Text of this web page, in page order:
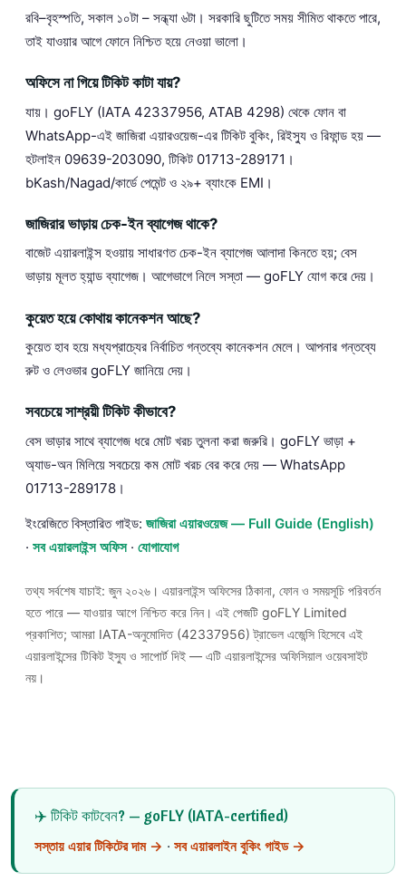
রবি–বৃহস্পতি, সকাল ১০টা – সন্ধ্যা ৬টা। সরকারি ছুটিতে সময় সীমিত থাকতে পারে,
তাই যাওয়ার আগে ফোনে নিশ্চিত হয়ে নেওয়া ভালো।
অফিসে না গিয়ে টিকিট কাটা যায়?
যায়। goFLY (IATA 42337956, ATAB 4298) থেকে ফোন বা
WhatsApp-এই জাজিরা এয়ারওয়েজ-এর টিকিট বুকিং, রিইস্যু ও রিফান্ড হয় —
হটলাইন 09639-203090, টিকিট 01713-289171।
bKash/Nagad/কার্ডে পেমেন্ট ও ২৯+ ব্যাংকে EMI।
জাজিরার ভাড়ায় চেক-ইন ব্যাগেজ থাকে?
বাজেট এয়ারলাইন্স হওয়ায় সাধারণত চেক-ইন ব্যাগেজ আলাদা কিনতে হয়; বেস
ভাড়ায় মূলত হ্যান্ড ব্যাগেজ। আগেভাগে নিলে সস্তা — goFLY যোগ করে দেয়।
কুয়েত হয়ে কোথায় কানেকশন আছে?
কুয়েত হাব হয়ে মধ্যপ্রাচ্যের নির্বাচিত গন্তব্যে কানেকশন মেলে। আপনার গন্তব্যে
রুট ও লেওভার goFLY জানিয়ে দেয়।
সবচেয়ে সাশ্রয়ী টিকিট কীভাবে?
বেস ভাড়ার সাথে ব্যাগেজ ধরে মোট খরচ তুলনা করা জরুরি। goFLY ভাড়া +
অ্যাড-অন মিলিয়ে সবচেয়ে কম মোট খরচ বের করে দেয় — WhatsApp
01713-289178।
ইংরেজিতে বিস্তারিত গাইড: জাজিরা এয়ারওয়েজ — Full Guide (English)
· সব এয়ারলাইন্স অফিস· যোগাযোগ
তথ্য সর্বশেষ যাচাই: জুন ২০২৬। এয়ারলাইন্স অফিসের ঠিকানা, ফোন ও সময়সূচি পরিবর্তন
হতে পারে — যাওয়ার আগে নিশ্চিত করে নিন। এই পেজটি goFLY Limited
প্রকাশিত; আমরা IATA-অনুমোদিত (42337956) ট্রাভেল এজেন্সি হিসেবে এই
এয়ারলাইন্সের টিকিট ইস্যু ও সাপোর্ট দিই — এটি এয়ারলাইন্সের অফিসিয়াল ওয়েবসাইট
নয়।
✈️ টিকিট কাটবেন? — goFLY (IATA-certified)
সস্তায় এয়ার টিকিটের দাম → · সব এয়ারলাইন বুকিং গাইড →